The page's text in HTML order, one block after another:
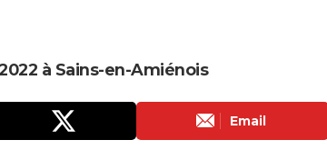
à Sains-en-Amiénois
Email